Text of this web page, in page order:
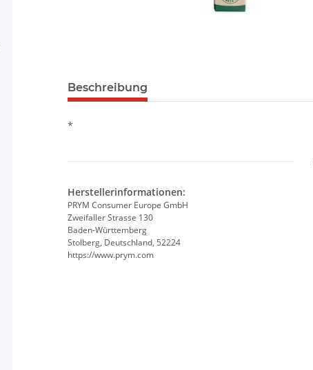
Beschreibung
*
Herstellerinformationen:
PRYM Consumer Europe GmbH
Zweifaller Strasse 130
Baden-Württemberg
Stolberg, Deutschland, 52224
https://www.prym.com